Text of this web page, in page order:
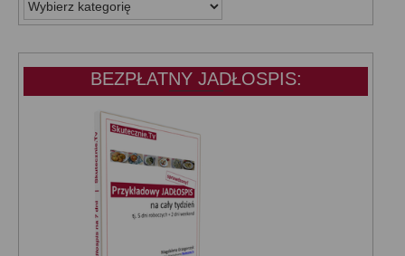
KATEGORIE:
BEZPŁATNY JADŁOSPIS: